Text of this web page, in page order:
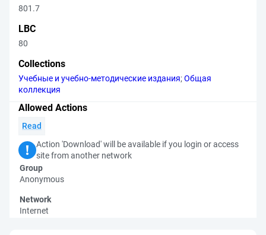
801.7
LBC
80
Collections
Учебные и учебно-методические издания;Общая
коллекция
Allowed Actions
Read
Action 'Download' will be available if you login or access
site from another network
Group
Anonymous
Network
Internet